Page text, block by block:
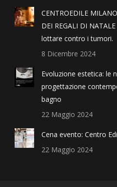
CENTROEDILE
DEI REGALI DI
lottare contro i tumori.
8 Dicembre 2024
Evoluzione estetica: le
progettazione
bagno
22 Maggio 2024
Cena evento: Centro
22 Maggio 2024